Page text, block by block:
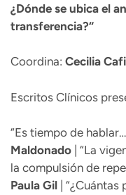
¿Dónde se ubica el
transferencia?“
Coordina: Cecilia
Escritos Clínicos
“Es tiempo de
Maldonado | “La
la compulsión de
Paula Gil |